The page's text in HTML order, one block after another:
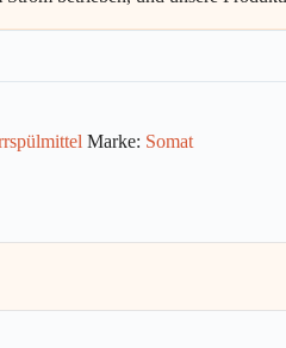
Marke: Somat